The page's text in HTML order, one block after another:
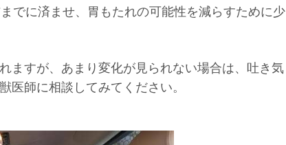
でに済ませ、胃もたれの可能性を減らすために少
ますが、あまり変化が見られない場合は、吐き気
医師に相談してみてください。